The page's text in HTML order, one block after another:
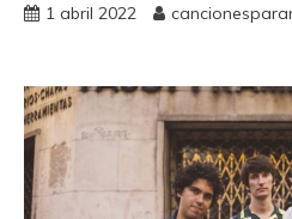
1 abril 2022